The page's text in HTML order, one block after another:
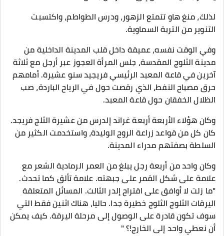
لذلك، منغ هاو تتمتع الزهور، ودرس الطواطم، واكتسبت
التنوير من التربة السماوية.
وفي الوقت نفسه، عميقة داخل قلب المدينة الداخلية من
مدينة الثلوج المقدسة، جلس المرأة العجوز عبر أرجل مع ثلاثة
آخرين في قاعة المعبد الرئيسي فريجيد سنو عشيرة. أمامهم
حرق مصباح النفط، الذي رقصت حول في الرياح الباردة، صب
الظلال الخفقان حول قاعة المعبد.
وكان هؤلاء الأربعة أربعة غراند إلدرس من عشيرة الثلج فريجد.
كان كل من قواعد زراعة الروح الوليدة، واستخدمت الكثير من
السلطة بصفتهم مدراء المدينة.
وكان واحد من أربعة رجل يبلغ من العمر الرمادية الشعر مع
علامة على شكل القمر على جبهته. علامة تألق كما تحدث.
"ما زلت لا أوافق على اقتراح إلدر الثالث. المسائل المتعلقة
اليرقات الثلوج الثلوج خطيرة جدا. حاليا، هناك اثنين فقط التي
سوف تكون قادرة على الوصول إلى مرحلة اليرقة. كيف يمكن
أن نعطي واحد إلى الخارج!؟ "